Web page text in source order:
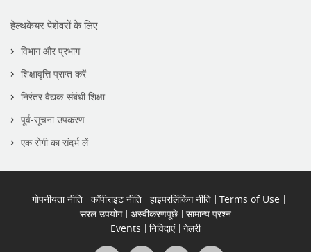
हेल्थकेयर पेशेवरों के लिए
विभाग और प्रभाग
शिक्षावृत्ति प्राप्त करें
निरंतर वैद्यक-संबंधी शिक्षा
पूर्व-सूचना उपकरण
एक रोगी का संदर्भ लें
गोपनीयता नीति कॉपीराइट नीति हाइपरलिंकिंग नीति
Terms of Use
सरल उपयोग
अस्वीकरणपूछे
सामान्य प्रश्न
Events
निविदाएं गेलरी